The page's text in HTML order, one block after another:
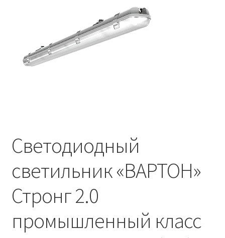
Корзина
Обозначения стандартных установочных мест
кронштейнов «Opora Engineering»
Отправить заявку
Оформление заказа
Политика конфиденциальности
Светодиодный
светильник «ВАРТОН»
Стронг 2.0
промышленный класс